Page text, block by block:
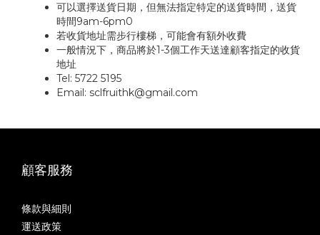
可以選擇送貨日期，但無法指定特定的送貨時間，送貨
時間9am-6pm0
若收貨地址需步行樓梯，可能會有額外收費
一般情況下，商品將於1-3個工作天送達顧客指定的收貨
地址
Tel: 5722 5195
Email: sclfruithk@gmail.com
顧客服務
條款與細則
運送政策